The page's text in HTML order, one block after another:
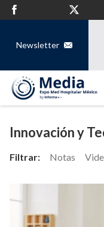
Newsletter
Innovación y
Filtrar: Notas